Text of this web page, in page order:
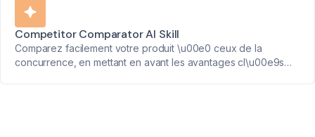
Competitor Comparator AI Skill
Comparez facilement votre produit \u00e0 ceux de la
concurrence, en mettant en avant les avantages cl\u00e9s